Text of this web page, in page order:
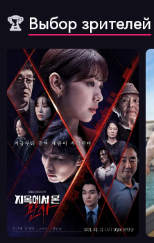
🏆 Выбор зрителей